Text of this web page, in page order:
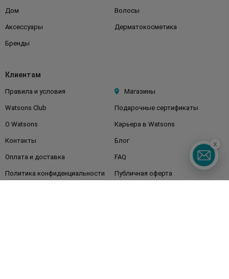
Дом Волосы
Аксессуары Дерматокосметика
Бренды
Клиентам
Правила и условия Магазины
Watsons Club Подарочные сертификаты
О Watsons Карьера в Watsons
Контакты Блог
Оплата и доставка FAQ
Политика конфиденциальности Публичная оферта
x